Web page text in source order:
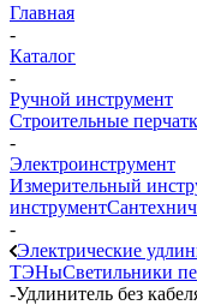
Главная
-
Каталог
-
Ручной инструмент
Строительные
-
Электроинструмент
Измерительный
инструмент
-
Электрические
ТЭНыСветильники
-Удлинитель без